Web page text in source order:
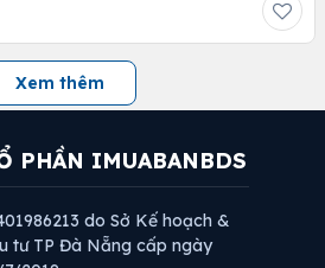
Xem thêm
PHẦN IMUABANBDS
do Sở Kế hoạch &
tư TP Đà Nẵng cấp ngày